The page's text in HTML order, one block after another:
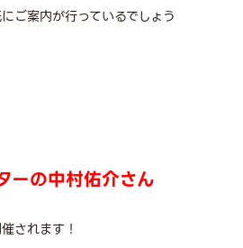
ご案内が行っているでしょう
ーの中村佑介さん
されます！